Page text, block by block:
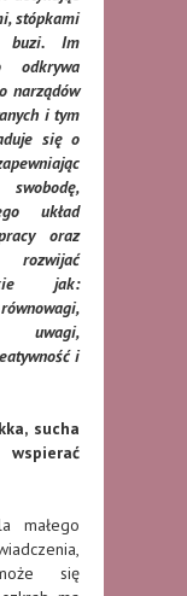
stópkami
Im
odkrywa
narządów
i tym
się o
układ
oraz
jak:
i
sucha
małego
się